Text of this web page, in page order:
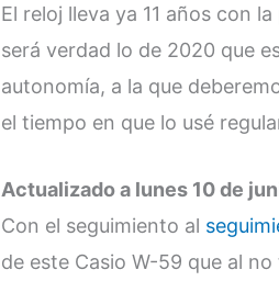
El reloj lleva ya 11 años con
será verdad lo de 2020 que
autonomía, a la que
el tiempo en que lo usé
Actualizado a lunes 10 de
Con el seguimiento al
de este Casio W-59 que al